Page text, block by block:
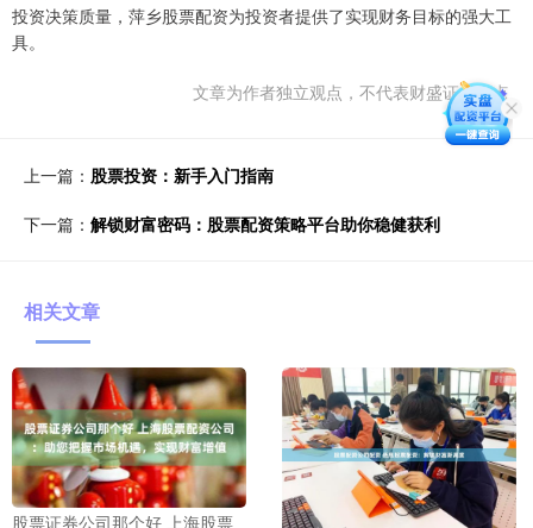
投资决策质量，萍乡股票配资为投资者提供了实现财务目标的强大工
具。
文章为作者独立观点，不代表财盛证券观点
上一篇： 股票投资：新手入门指南
下一篇： 解锁财富密码：股票配资策略平台助你稳健获利
相关文章
股票证券公司那个好 上海股票